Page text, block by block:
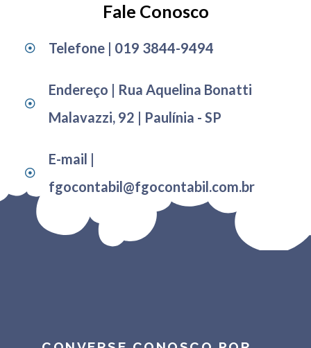
Fale Conosco
Telefone | 019 3844-9494
Endereço | Rua Aquelina Bonatti
Malavazzi, 92 | Paulínia - SP
E-mail |
fgocontabil@fgocontabil.com.br